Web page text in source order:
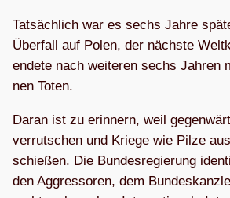
Tat­säch­lich war es sechs Jahre
Über­fall auf Polen, der nächste
endete nach wei­te­ren sechs Jah­ren
nen Toten.
Daran ist zu erin­nern, weil
ver­rut­schen und Kriege wie Pilze
schie­ßen. Die Bun­des­re­gie­rung
den Aggres­so­ren, dem